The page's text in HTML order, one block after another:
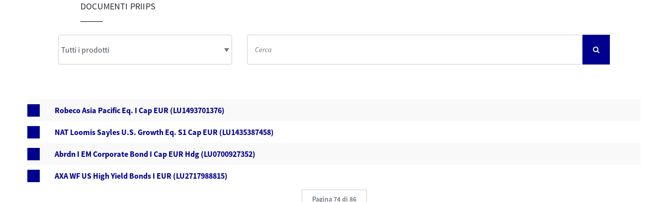
DOCUMENTI PRIIPS
Robeco Asia Pacific Eq. I Cap EUR (LU1493701376)
NAT Loomis Sayles U.S. Growth Eq. S1 Cap EUR (LU1435387458)
Abrdn I EM Corporate Bond I Cap EUR Hdg (LU0700927352)
AXA WF US High Yield Bonds I EUR (LU2717988815)
Pagina 74 di 86